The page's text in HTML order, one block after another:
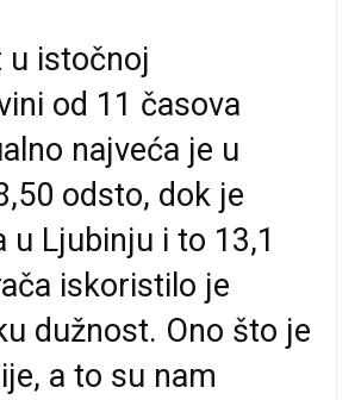
u istočnoj
od 11 časova
najveća je u
odsto, dok je
u Ljubinju i to 13,1
iskoristilo je
dužnost. Ono što je
a to su nam